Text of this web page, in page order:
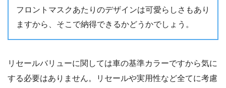
フロントマスクあたりのデザインは可愛らしさもあり
ますから、そこで納得できるかどうかでしょう。
リセールバリューに関しては車の基準カラーですから気に
する必要はありません。リセールや実用性など全てに考慮